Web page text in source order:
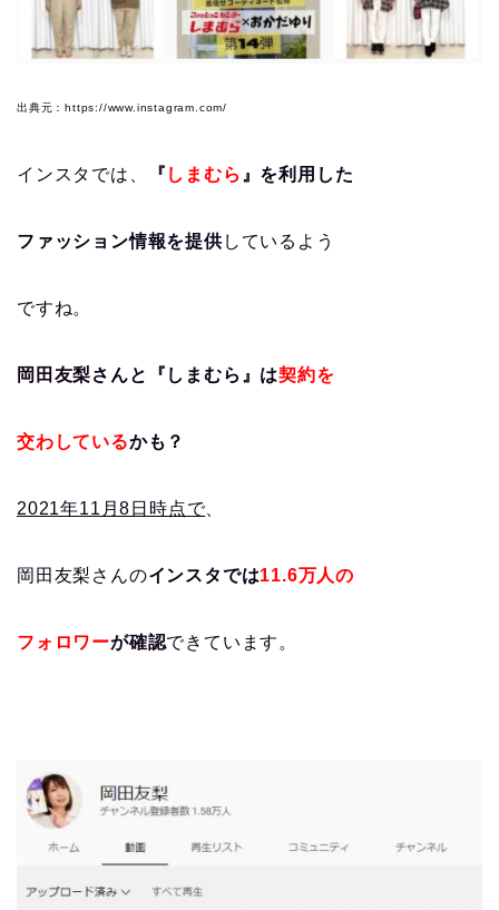
出典元：https://www.instagram.com/
インスタでは、 『 しまむら 』を利用した
ファッション情報を提供しているよう
ですね。
岡田友梨さんと『しまむら』は契約を
交わしているかも？
2021年11月8日時点で、
岡田友梨さんのインスタでは11.6万人の
フォロワーが確認できています。